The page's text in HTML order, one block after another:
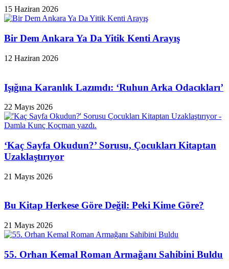
15 Haziran 2026
Bir Dem Ankara Ya Da Yitik Kenti Arayış
12 Haziran 2026
Işığına Karanlık Lazımdı: ‘Ruhun Arka Odacıkları’
22 Mayıs 2026
‘Kaç Sayfa Okudun?’ Sorusu, Çocukları Kitaptan
Uzaklaştırıyor
21 Mayıs 2026
Bu Kitap Herkese Göre Değil: Peki Kime Göre?
21 Mayıs 2026
55. Orhan Kemal Roman Armağanı Sahibini Buldu